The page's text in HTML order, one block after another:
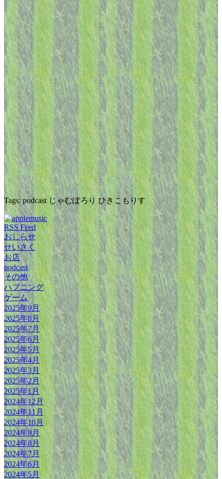
Tags: podcast じゃむぽろり ひきこもりす
RSS Feed
おしらせ
せいさく
お店
podcast
その他
ハプニング
ゲーム
2025年9月
2025年8月
2025年7月
2025年6月
2025年5月
2025年4月
2025年3月
2025年2月
2025年1月
2024年12月
2024年11月
2024年10月
2024年9月
2024年8月
2024年7月
2024年6月
2024年5月